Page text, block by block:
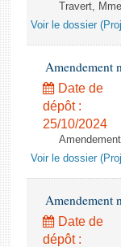
Travert,
Voir le dossier
Amendement
Date de
dépôt :
25/10/2024
Voir le dossier
Amendement
Date de
dépôt :